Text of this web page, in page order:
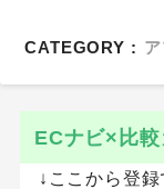
CATEGORY :
ECナビ×比
↓ここから登録